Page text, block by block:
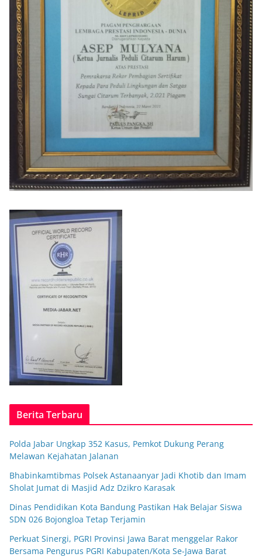
Berita Terbaru
Polda Jabar Ungkap 352 Kasus, Pemkot Dukung Perang
Melawan Kejahatan Jalanan
Bhabinkamtibmas Polsek Astanaanyar Jadi Khotib dan Imam
Sholat Jumat di Masjid Adz Dzikro Karasak
Dinas Pendidikan Kota Bandung Pastikan Hak Belajar Siswa
SDN 026 Bojongloa Tetap Terjamin
Perkuat Sinergi, PGRI Provinsi Jawa Barat menggelar Rakor
Bersama Pengurus PGRI Kabupaten/Kota Se-Jawa Barat